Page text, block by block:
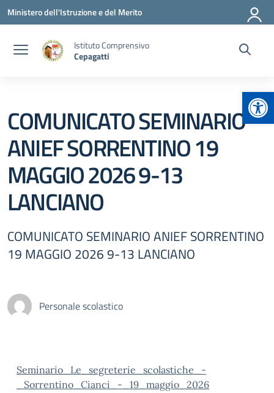
Vai ai contenuti
Vai al menu di navigazione
Vai al footer
Ministero dell'Istruzione e del Merito
Istituto Comprensivo
Cepagatti
COMUNICATO SEMINARIO
ANIEF SORRENTINO 19
MAGGIO 2026 9-13
LANCIANO
COMUNICATO SEMINARIO ANIEF SORRENTINO
19 MAGGIO 2026 9-13 LANCIANO
Personale scolastico
Seminario_Le_segreterie_scolastiche_-
_Sorrentino_Cianci_-_19_maggio_2026